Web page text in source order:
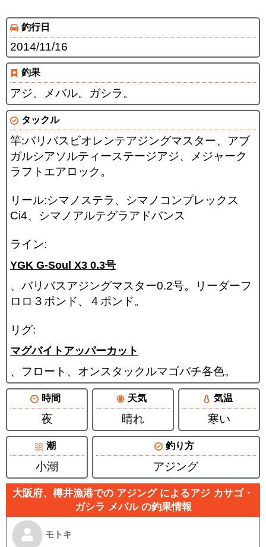
釣行日
2014/11/16
釣果
アジ。メバル。ガシラ。
タックル
竿:バリバスビオレンテアジングマスター、アブ
ガルシアソルティーステージアジ、メジャーク
ラフトエアロック。
リール:シマノステラ、シマノコンプレックス
Ci4、シマノアルテグラアドバンス
ライン:
YGK G-Soul X3 0.3号
、バリバスアジングマスター0.2号。リーダーフ
ロロ３ポンド、４ポンド。
リグ:
マグバイトアッパーカット
、フロート、オンスタックルマゴバチ各色。
時間
夜
天気
晴れ
気温
寒い
潮
小潮
釣り方
アジング
大阪府、樽井漁港での アジング によるアジ カサゴ・
ガシラ メバル の釣果情報
モトキ